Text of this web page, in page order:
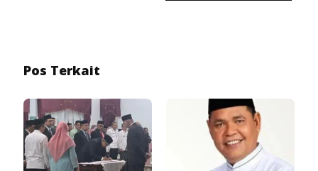
Pos Terkait